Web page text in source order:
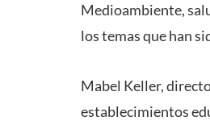
Medioambiente,
los temas que han
Mabel Keller,
establecimientos